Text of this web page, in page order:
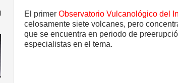
El primer Observatorio Vulcanológico del
celosamente siete volcanes, pero
que se encuentra en periodo de
especialistas en el tema.